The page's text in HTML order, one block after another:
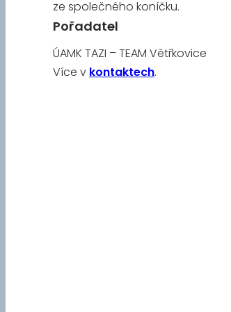
ze společného koníčku.
Pořadatel
ÚAMK TAZI – TEAM Větřkovice
Více v kontaktech.